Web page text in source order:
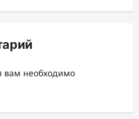
вам необходимо